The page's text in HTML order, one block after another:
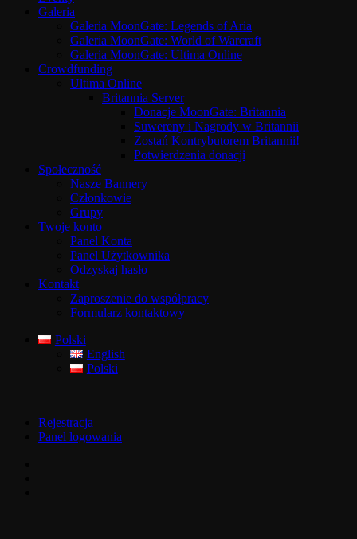
Galeria
Galeria MoonGate: Legends of Aria
Galeria MoonGate: World of Warcraft
Galeria MoonGate: Ultima Online
Crowdfunding
Ultima Online
Britannia Server
Donacje MoonGate: Britannia
Suwereny i Nagrody w Britannii
Zostań Kontrybutorem Britannii!
Potwierdzenia donacji
Społeczność
Nasze Bannery
Członkowie
Grupy
Twoje konto
Panel Konta
Panel Użytkownika
Odzyskaj hasło
Kontakt
Zaproszenie do współpracy
Formularz kontaktowy
Polski
English
Polski
Rejestracja
Panel logowania